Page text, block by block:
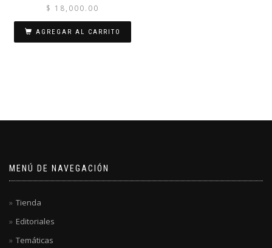
$ 18,000.00
AGREGAR AL CARRITO
MENÚ DE NAVEGACIÓN
Tienda
Editoriales
Temáticas